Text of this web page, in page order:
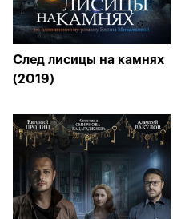
След лисицы на камнях
(2019)